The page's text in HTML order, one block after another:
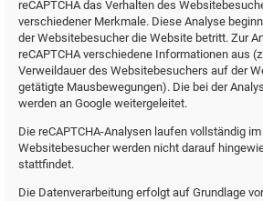
reCAPTCHA das Verhalten des
verschiedener Merkmale. Diese Analyse
der Websitebesucher die Website betritt. Zur
reCAPTCHA verschiedene Informationen aus
Verweildauer des Websitebesuchers auf der
getätigte Mausbewegungen). Die bei der
werden an Google weitergeleitet.
Die reCAPTCHA-Analysen laufen vollständig
Websitebesucher werden nicht darauf
stattfindet.
Die Datenverarbeitung erfolgt auf Grundlage